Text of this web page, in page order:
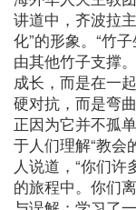
讲道中，齐波拉
化”的形象。“竹
由其他竹子支撑
成长，而是在一
硬对抗，而是弯
正因为它并不孤
于人们理解“教会
人说道，“你们
的旅程中。你们